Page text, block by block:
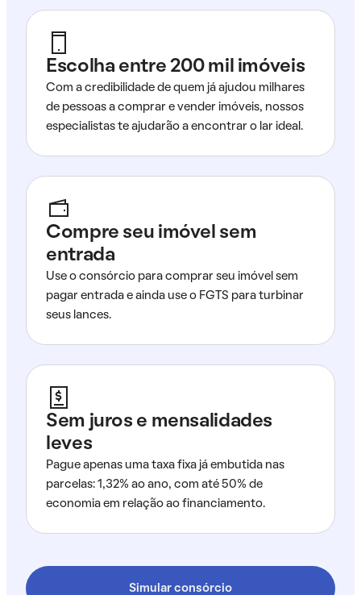
Escolha entre 200 mil imóveis
Com a credibilidade de quem já ajudou milhares
de pessoas a comprar e vender imóveis, nossos
especialistas te ajudarão a encontrar o lar ideal.
Compre seu imóvel sem
entrada
Use o consórcio para comprar seu imóvel sem
pagar entrada e ainda use o FGTS para turbinar
seus lances.
Sem juros e mensalidades
leves
Pague apenas uma taxa fixa já embutida nas
parcelas: 1,32% ao ano, com até 50% de
economia em relação ao financiamento.
Simular consórcio